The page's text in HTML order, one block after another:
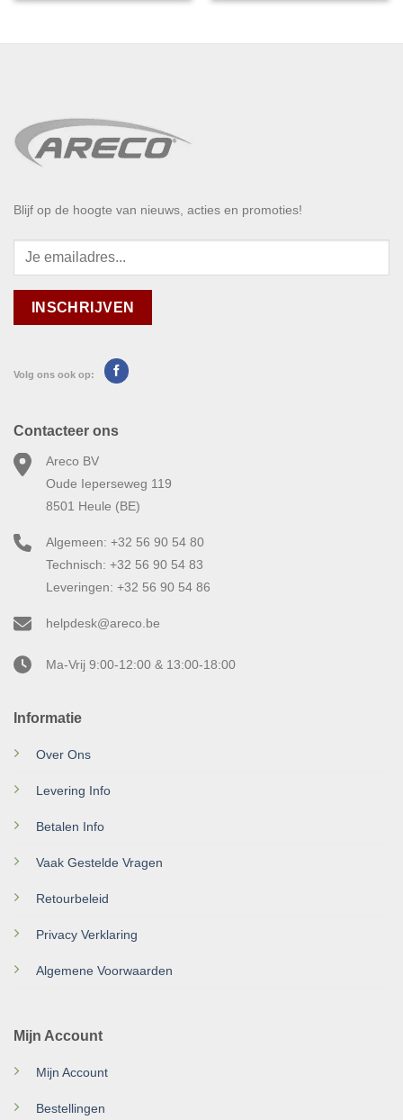
Blijf op de hoogte van nieuws, acties en promoties!
Volg ons ook op:
Informatie
Over Ons
Levering Info
Betalen Info
Vaak Gestelde Vragen
Retourbeleid
Privacy Verklaring
Algemene Voorwaarden
Mijn Account
Mijn Account
Bestellingen
Contacteer ons
Areco BV
Oude Ieperseweg 119
8501 Heule (BE)
Algemeen: +32 56 90 54 80
Technisch: +32 56 90 54 83
Leveringen: +32 56 90 54 86
helpdesk@areco.be
Ma-Vrij 9:00-12:00 & 13:00-18:00